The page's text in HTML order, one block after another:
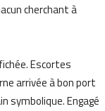
cherchant à
Escortes
arrivée à bon port
symbolique. Engagé